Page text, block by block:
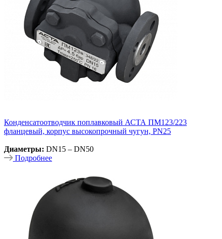
Конденсатоотводчик поплавковый АСТА ПМ123/223
фланцевый, корпус высокопрочный чугун, PN25
Диаметры: DN15 – DN50
Подробнее